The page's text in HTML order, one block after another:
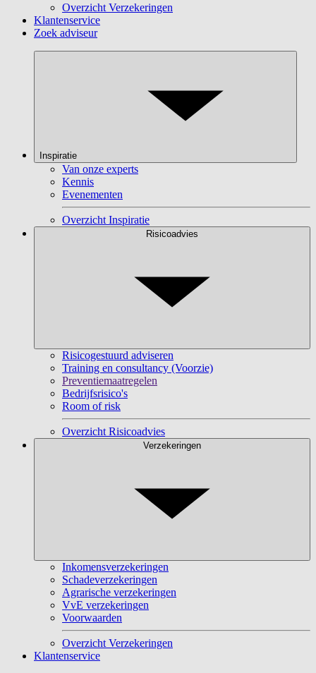
Overzicht Verzekeringen
Klantenservice
Zoek adviseur
Inspiratie
Van onze experts
Kennis
Evenementen
Overzicht Inspiratie
Risicoadvies
Risicogestuurd adviseren
Training en consultancy (Voorzie)
Preventiemaatregelen
Bedrijfsrisico's
Room of risk
Overzicht Risicoadvies
Verzekeringen
Inkomensverzekeringen
Schadeverzekeringen
Agrarische verzekeringen
VvE verzekeringen
Voorwaarden
Overzicht Verzekeringen
Klantenservice